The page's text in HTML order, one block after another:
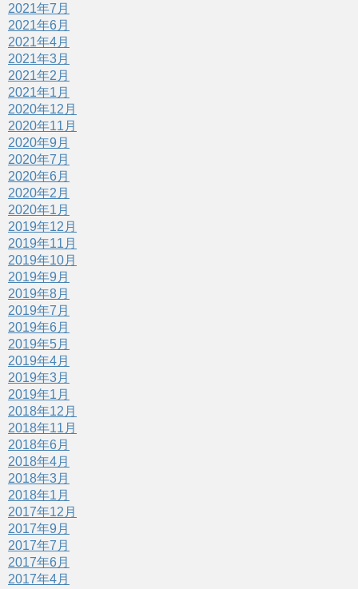
2021年7月
2021年6月
2021年4月
2021年3月
2021年2月
2021年1月
2020年12月
2020年11月
2020年9月
2020年7月
2020年6月
2020年2月
2020年1月
2019年12月
2019年11月
2019年10月
2019年9月
2019年8月
2019年7月
2019年6月
2019年5月
2019年4月
2019年3月
2019年1月
2018年12月
2018年11月
2018年6月
2018年4月
2018年3月
2018年1月
2017年12月
2017年9月
2017年7月
2017年6月
2017年4月